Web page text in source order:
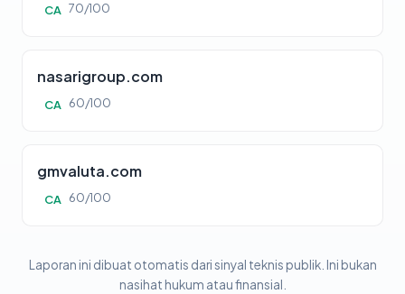
CA 70/100
nasarigroup.com
CA 60/100
gmvaluta.com
CA 60/100
Laporan ini dibuat otomatis dari sinyal teknis publik. Ini bukan
nasihat hukum atau finansial.